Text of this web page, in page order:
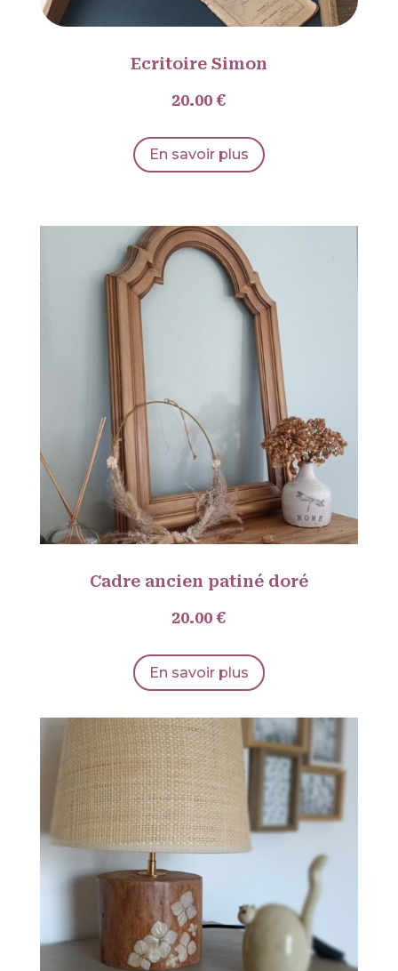
Ecritoire Simon
20.00 €
En savoir plus
Cadre ancien patiné doré
20.00 €
En savoir plus